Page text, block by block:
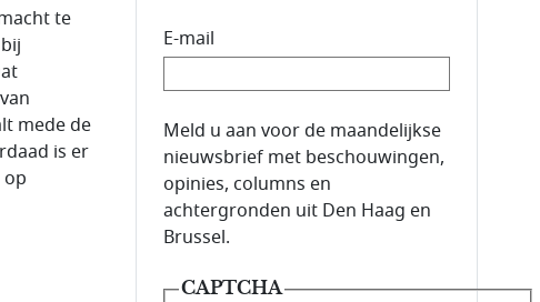
te
mede de
is er
E-mail
E-mailadres van de abonnee.
Meld u aan voor de maandelijkse
nieuwsbrief met beschouwingen,
opinies, columns en
achtergronden uit Den Haag en
Brussel.
CAPTCHA